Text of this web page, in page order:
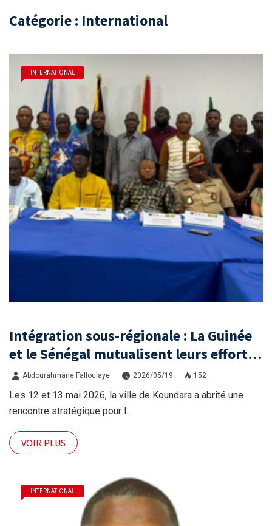
Catégorie : International
INTERNATIONAL
Intégration sous-régionale : La Guinée
et le Sénégal mutualisent leurs efforts
à Koundara via le programme RéZo
Abdourahmane Falloulaye 2026/05/19 152
Les 12 et 13 mai 2026, la ville de Koundara a abrité une
rencontre stratégique pour l...
VOIR PLUS
INTERNATIONAL